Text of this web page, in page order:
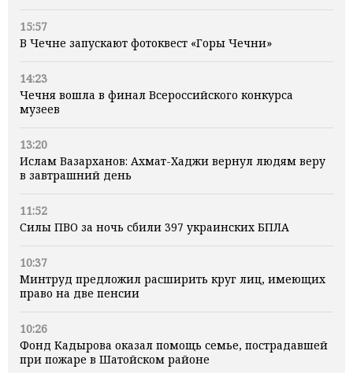
15:57
В Чечне запускают фотоквест «Горы Чечни»
14:23
Чечня вошла в финал Всероссийского конкурса
музеев
13:20
Ислам Вазарханов: Ахмат-Хаджи вернул людям веру
в завтрашний день
11:52
Силы ПВО за ночь сбили 397 украинских БПЛА
10:37
Минтруд предложил расширить круг лиц, имеющих
право на две пенсии
10:26
Фонд Кадырова оказал помощь семье, пострадавшей
при пожаре в Шатойском районе